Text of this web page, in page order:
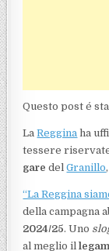
Questo post é
LaReggina ha
tessere
gare delGranillo
“La Reggina
della campagna
2024/25. Uno
al meglio il